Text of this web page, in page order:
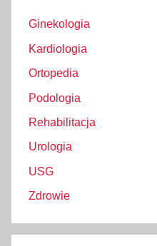
Ginekologia
Kardiologia
Ortopedia
Podologia
Rehabilitacja
Urologia
USG
Zdrowie